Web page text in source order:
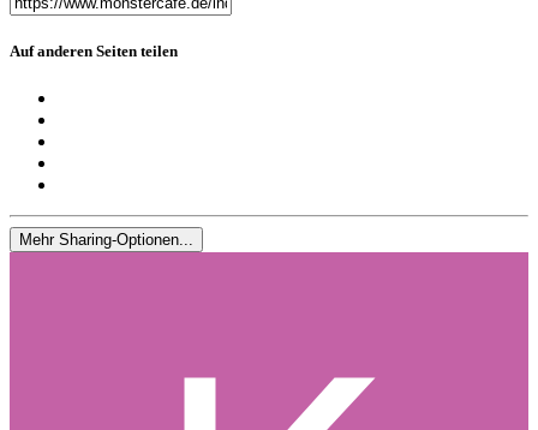
Auf anderen Seiten teilen
Mehr Sharing-Optionen...